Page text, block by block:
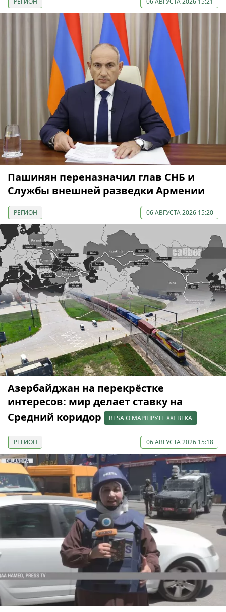
Пашинян переназначил глав СНБ и
Службы внешней разведки Армении
РЕГИОН 06 АВГУСТА 2026 15:20
Азербайджан на перекрёстке
интересов: мир делает ставку на
Средний коридор
BESA О МАРШРУТЕ XXI ВЕКА
РЕГИОН 06 АВГУСТА 2026 15:18